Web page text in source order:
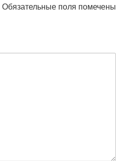
Обязательные поля помечены